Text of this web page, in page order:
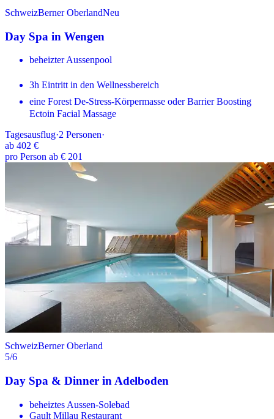
SchweizBerner OberlandNeu
Day Spa in Wengen
beheizter Aussenpool
3h Eintritt in den Wellnessbereich
eine Forest De-Stress-Körpermasse oder Barrier Boosting
Ectoin Facial Massage
Tagesausflug·2 Personen·
ab 402 €
pro Person ab € 201
SchweizBerner Oberland
5/6
Day Spa & Dinner in Adelboden
beheiztes Aussen-Solebad
Gault Millau Restaurant